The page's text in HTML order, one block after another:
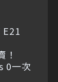
0一次